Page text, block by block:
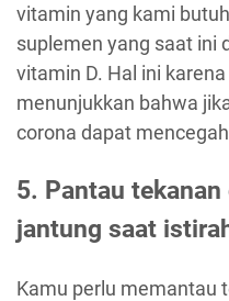
vitamin yang kami
suplemen yang saat ini
vitamin D. Hal ini
menunjukkan bahwa
corona dapat
5. Pantau
jantung saat
Kamu perlu memantau